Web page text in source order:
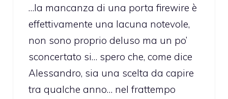
…la mancanza di una porta firewire è
effettivamente una lacuna notevole,
non sono proprio deluso ma un po’
sconcertato si… spero che, come dice
Alessandro, sia una scelta da capire
tra qualche anno… nel frattempo